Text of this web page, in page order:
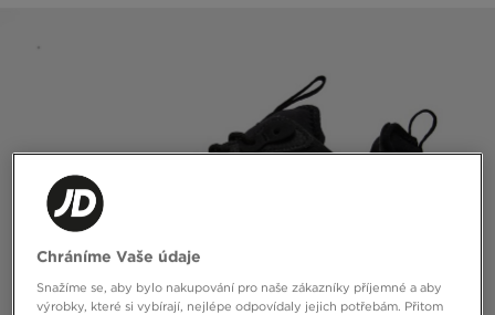
Chráníme Vaše údaje
Snažíme se, aby bylo nakupování pro naše zákazníky příjemné a aby
výrobky, které si vybírají, nejlépe odpovídaly jejich potřebám. Přitom